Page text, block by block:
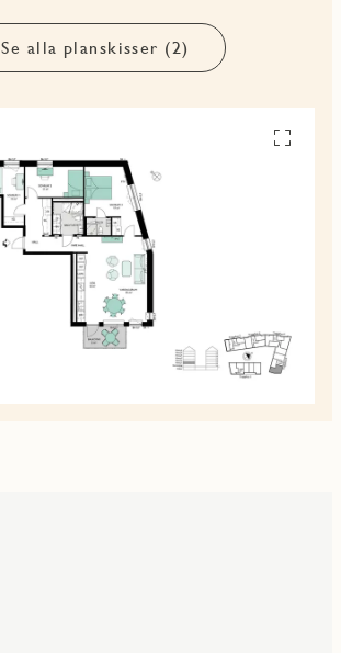
Se alla planskisser (2)
Se